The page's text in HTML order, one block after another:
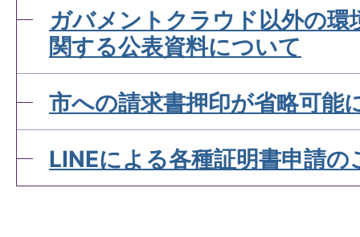
ガバメントクラウド以外の環
関する公表資料について
市への請求書押印が省略可能
LINEによる各種証明書申請の